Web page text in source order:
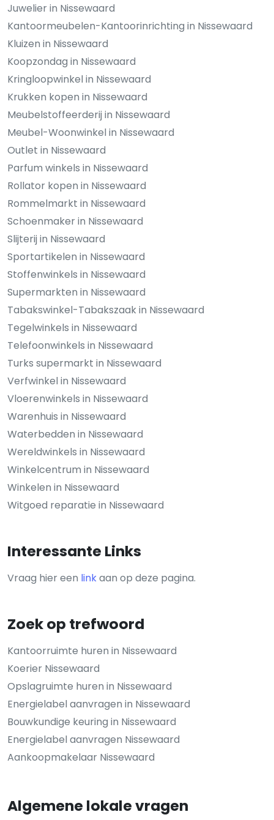
Juwelier in Nissewaard
Kantoormeubelen-Kantoorinrichting in Nissewaard
Kluizen in Nissewaard
Koopzondag in Nissewaard
Kringloopwinkel in Nissewaard
Krukken kopen in Nissewaard
Meubelstoffeerderij in Nissewaard
Meubel-Woonwinkel in Nissewaard
Outlet in Nissewaard
Parfum winkels in Nissewaard
Rollator kopen in Nissewaard
Rommelmarkt in Nissewaard
Schoenmaker in Nissewaard
Slijterij in Nissewaard
Sportartikelen in Nissewaard
Stoffenwinkels in Nissewaard
Supermarkten in Nissewaard
Tabakswinkel-Tabakszaak in Nissewaard
Tegelwinkels in Nissewaard
Telefoonwinkels in Nissewaard
Turks supermarkt in Nissewaard
Verfwinkel in Nissewaard
Vloerenwinkels in Nissewaard
Warenhuis in Nissewaard
Waterbedden in Nissewaard
Wereldwinkels in Nissewaard
Winkelcentrum in Nissewaard
Winkelen in Nissewaard
Witgoed reparatie in Nissewaard
Interessante Links
Vraag hier een linkaan op deze pagina.
Zoek op trefwoord
Kantoorruimte huren in Nissewaard
Koerier Nissewaard
Opslagruimte huren in Nissewaard
Energielabel aanvragen in Nissewaard
Bouwkundige keuring in Nissewaard
Energielabel aanvragen Nissewaard
Aankoopmakelaar Nissewaard
Algemene lokale vragen